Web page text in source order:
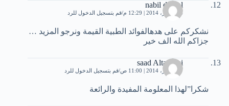
nabil derbal
14 فبراير، 2014 | 12:29 م قم بتسجيل الدخول للرد
نشكركم على هدهالفوائد الطبية القيمة ونرجو المزيد …
جزاكم الله الف خير
saad Altamimi
17 فبراير، 2014 | 11:00 ص قم بتسجيل الدخول للرد
شكرا”لهذا المعلومة المفيدة والرائعة